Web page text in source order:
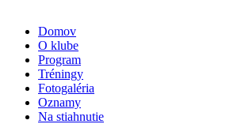
Domov
O klube
Program
Tréningy
Fotogaléria
Oznamy
Na stiahnutie